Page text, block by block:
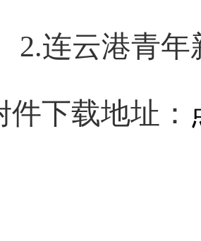
2.连云港青年
件下载地址：